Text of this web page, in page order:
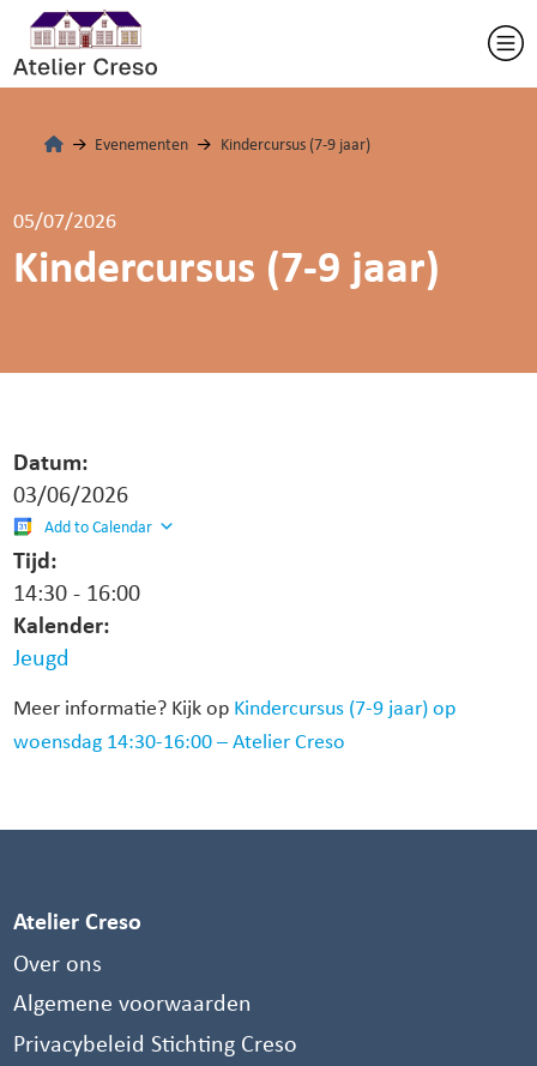
Evenementen Kindercursus (7-9 jaar)
05/07/2026
Kindercursus (7-9 jaar)
Datum:
03/06/2026
Add to Calendar
Tijd:
14:30- 16:00
Kalender:
Jeugd
Meer informatie? Kijk op Kindercursus (7-9 jaar) op
woensdag 14:30-16:00 – Atelier Creso
Atelier Creso
Over ons
Algemene voorwaarden
Privacybeleid Stichting Creso